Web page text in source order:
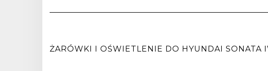
ŻARÓWKI I OŚWIETLENIE DO HYUNDAI SONATA